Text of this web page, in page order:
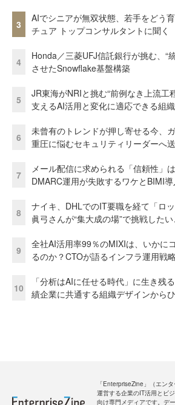
3
AIでシニアが無双状態、若手をどう
チュア トップコンサルタントに聞く
4
Honda／三菱UFJ信託銀行が挑む、“
させたSnowflake基盤構築
5
JR東海がNRIと挑む“前例なき上流
支えるAI活用と変化に適応できる組
6
未曾有のトレンドが押し寄せる今、
重圧に悩むセキュリティリーダーへ
7
メール配信に求められる「信頼性」
DMARC運用が失敗するワケとBIMI
8
ナイキ、DHLでのIT要職を経て「ロ
眞弓さんが“集大成の場”で挑戦したい
9
全社AI活用率99％のMIXIは、いかに
るのか？CTOが語るインフラ運用戦
10
「分析はAIに任せる時代」に生き残
績企業に共通する組織デザインから
「EnterpriseZine」（エン
運営する企業のIT活用とビ
向け専門メディアです。デ